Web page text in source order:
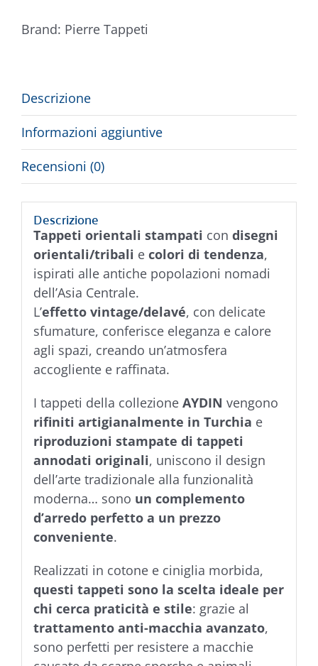
Brand: Pierre Tappeti
Descrizione
Informazioni aggiuntive
Recensioni (0)
Descrizione
Tappeti orientali stampati con disegni
orientali/tribali e colori di tendenza,
ispirati alle antiche popolazioni nomadi
dell’Asia Centrale.
L’effetto vintage/delavé, con delicate
sfumature, conferisce eleganza e calore
agli spazi, creando un’atmosfera
accogliente e raffinata.
I tappeti della collezione AYDIN vengono
rifiniti artigianalmente in Turchia e
riproduzioni stampate di tappeti
annodati originali, uniscono il design
dell’arte tradizionale alla funzionalità
moderna… sono un complemento
d’arredo perfetto a un prezzo
conveniente.
Realizzati in cotone e ciniglia morbida,
questi tappeti sono la scelta ideale per
chi cerca praticità e stile: grazie al
trattamento anti-macchia avanzato,
sono perfetti per resistere a macchie